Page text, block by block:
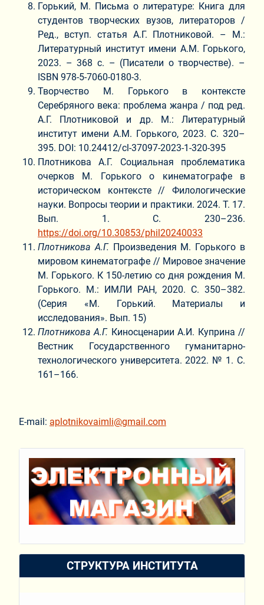
Горький, М. Письма о литературе: Книга для
студентов творческих вузов, литераторов /
Ред., вступ. статья А.Г. Плотниковой. – М.:
Литературный институт имени А.М. Горького,
2023. – 368 с. – (Писатели о творчестве). –
ISBN 978-5-7060-0180-3.
Творчество М. Горького в контексте
Серебряного века: проблема жанра / под ред.
А.Г. Плотниковой и др. М.: Литературный
институт имени А.М. Горького, 2023. С. 320–
395. DOI: 10.24412/cl-37097-2023-1-320-395
Плотникова А.Г. Социальная проблематика
очерков М. Горького о кинематографе в
историческом контексте // Филологические
науки. Вопросы теории и практики. 2024. Т. 17.
Вып. 1. С. 230–236.
https://doi.org/10.30853/phil20240033
Плотникова А.Г.Произведения М. Горького в
мировом кинематографе // Мировое значение
М. Горького. К 150-летию со дня рождения М.
Горького. М.: ИМЛИ РАН, 2020. С. 350–382.
(Серия «М. Горький. Материалы и
исследования». Вып. 15)
Плотникова А.Г. Киносценарии А.И. Куприна //
Вестник Государственного гуманитарно-
технологического университета. 2022. № 1. С.
161–166.
E-mail: aplotnikovaimli@gmail.com
СТРУКТУРА ИНСТИТУТА